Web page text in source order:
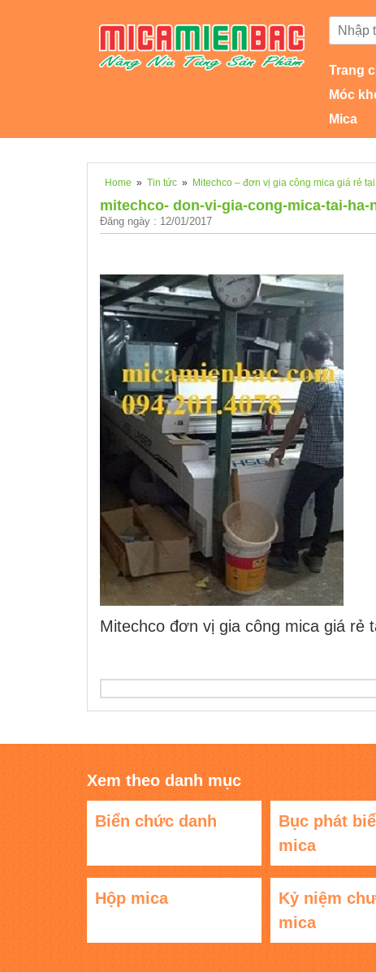
Trang
Móc
Mica
Home » Tin tức » Mitechco – đơn vị gia công mica giá rẻ
mitechco- don-vi-gia-cong-mica-tai-ha-
Đăng ngày : 12/01/2017
Mitechco đơn vị gia công mica giá rẻ
Xem theo danh mục
Biển chức danh
Bục phát
mica
Hộp mica
Kỷ niệm
mica